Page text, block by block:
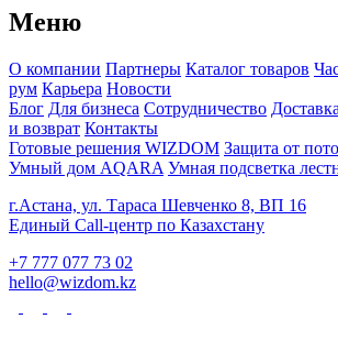
Меню
О компании Партнеры Каталог товаров
рум Карьера Новости
Блог Для бизнеса Сотрудничество
и возврат Контакты
Готовые решения WIZDOM Защита от
Умный дом AQARA Умная подсветка
г.Астана, ул. Тараса Шевченко 8, ВП 16
Единый Call-центр по Казахстану
+7 777 077 73 02
hello@wizdom.kz